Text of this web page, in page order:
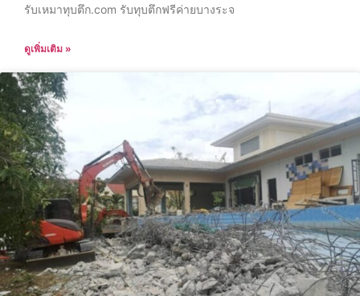
รับเหมาทุบตึก.com รับทุบตึกฟรีค่ายบางระจ
ดูเพิ่มเติม »